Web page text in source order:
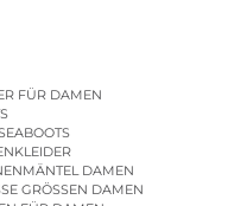
FÜR DAMEN
DAMEN
GRÖSSEN DAMEN